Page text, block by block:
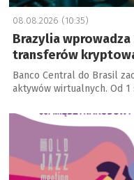
08.08.2026 (10:35)
Brazylia
transferów
Banco Central do Brasil
aktywów wirtualnych. Od
a